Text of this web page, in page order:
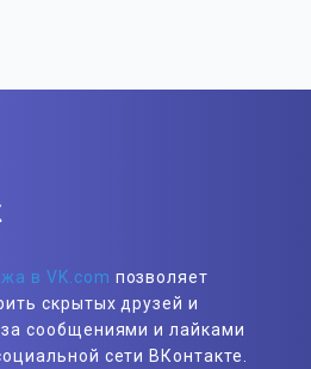
в VK.com позволяет
скрытых друзей и
сообщениями и лайками
сети ВКонтакте.